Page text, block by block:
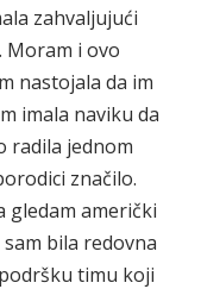
zahvaljujući
Moram i ovo
nastojala da im
imala naviku da
radila jednom
značilo.
gledam američki
bila redovna
timu koji